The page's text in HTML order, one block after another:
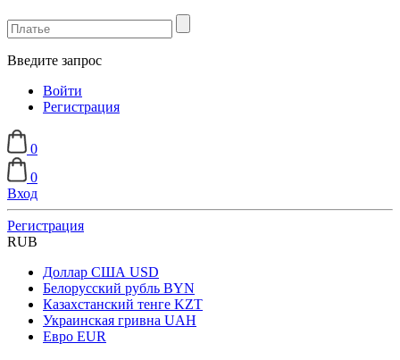
Введите запрос
Войти
Регистрация
0
0
Вход
Регистрация
RUB
Доллар США USD
Белорусский рубль BYN
Казахстанский тенге KZT
Украинская гривна UAH
Евро EUR